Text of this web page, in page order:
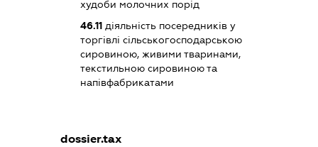
худоби молочних порід
46.11діяльність посередників у
торгівлі сільськогосподарською
сировиною, живими тваринами,
текстильною сировиною та
напівфабрикатами
dossier.tax